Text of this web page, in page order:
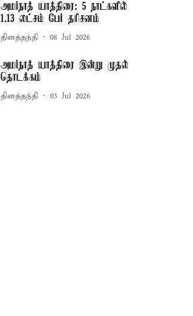
அமர்நாத் யாத்திரை: 5 நாட்களில்
1.13 லட்சம் பேர் தரிசனம்
தினத்தந்தி 08 Jul 2026
அமர்நாத் யாத்திரை இன்று முதல்
தொடக்கம்
தினத்தந்தி 03 Jul 2026